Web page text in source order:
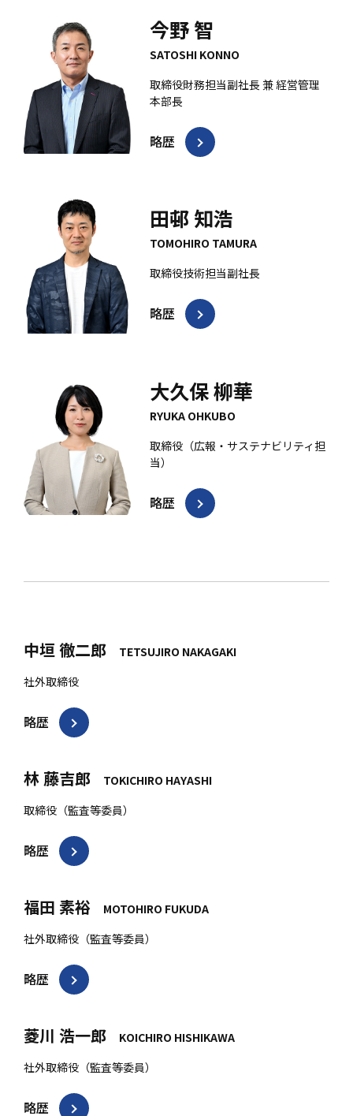
今野 智
SATOSHI KONNO
取締役財務担当副社長 兼 経営管理
本部長
略歴
田邨 知浩
TOMOHIRO TAMURA
取締役技術担当副社長
略歴
大久保 柳華
RYUKA OHKUBO
取締役（広報・サステナビリティ担
当）
略歴
中垣 徹二郎
TETSUJIRO NAKAGAKI
社外取締役
略歴
林 藤吉郎
TOKICHIRO HAYASHI
取締役（監査等委員）
略歴
福田 素裕
MOTOHIRO FUKUDA
社外取締役（監査等委員）
略歴
菱川 浩一郎
KOICHIRO HISHIKAWA
社外取締役（監査等委員）
略歴